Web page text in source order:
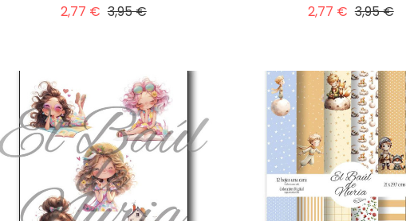
2,77 € Precio
3,95 €Precio 2,77 € Precio
3,95 €